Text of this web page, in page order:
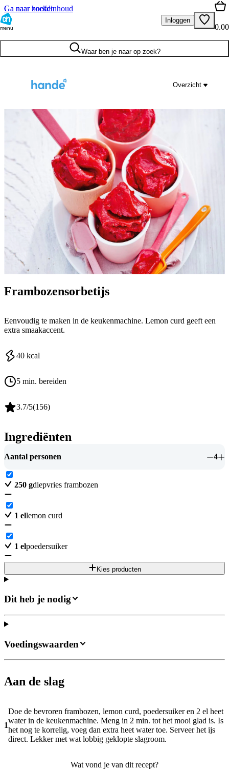
Ga naar hoofdinhoud
Ga naar zoeken
menu
Inloggen
0.00
Waar ben je naar op zoek?
Overzicht
Frambozensorbetijs
Eenvoudig te maken in de keukenmachine. Lemon curd geeft een
extra smaakaccent.
40 kcal
5 min. bereiden
3.7/5(156)
Ingrediënten
Aantal personen 4
250 gdiepvries frambozen
1 ellemon curd
1 elpoedersuiker
Kies producten
Dit heb je nodig
Aan de slag
1
Doe de bevroren frambozen, lemon curd, poedersuiker en 2 el heet
water in de keukenmachine. Meng in 2 min. tot het mooi glad is. Is
het nog te korrelig, voeg dan extra heet water toe. Serveer het ijs
direct. Lekker met wat lobbig geklopte slagroom.
Wat vond je van dit recept?
Voedingswaarden